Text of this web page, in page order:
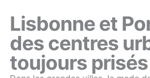
Lisbonne et
des centres
toujours prisés